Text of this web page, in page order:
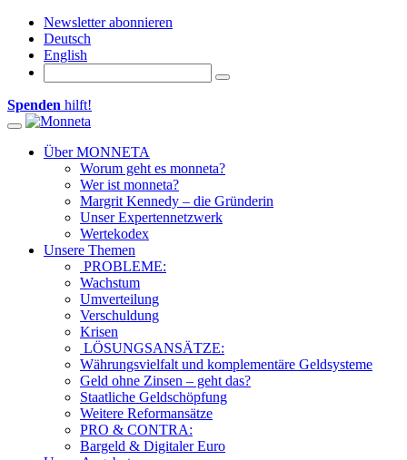
Newsletter abonnieren
Deutsch
English
Spenden hilft!
Toggle navigation
Über MONNETA
Worum geht es monneta?
Wer ist monneta?
Margrit Kennedy – die Gründerin
Unser Expertennetzwerk
Wertekodex
Unsere Themen
PROBLEME:
Wachstum
Umverteilung
Verschuldung
Krisen
LÖSUNGSANSÄTZE:
Währungsvielfalt und komplementäre Geldsysteme
Geld ohne Zinsen – geht das?
Staatliche Geldschöpfung
Weitere Reformansätze
PRO & CONTRA:
Bargeld & Digitaler Euro